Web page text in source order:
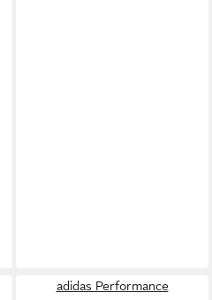
adidas Performance